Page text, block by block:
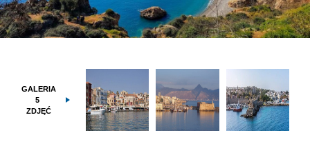
GALERIA
5
ZDJĘĆ